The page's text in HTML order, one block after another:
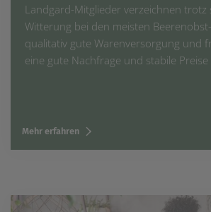
Landgard-Mitglieder verzeichnen trotz
Witterung bei den meisten
qualitativ gute Warenversorgung und
eine gute Nachfrage und stabile Preise
Mehr erfahren